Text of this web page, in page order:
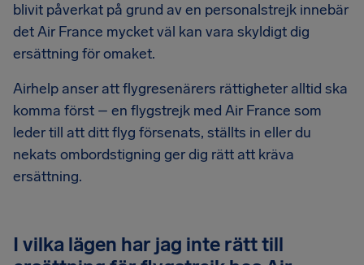
blivit påverkat på grund av en personalstrejk innebär
det Air France mycket väl kan vara skyldigt dig
ersättning för omaket.
Airhelp anser att flygresenärers rättigheter alltid ska
komma först – en flygstrejk med Air France som
leder till att ditt flyg försenats, ställts in eller du
nekats ombordstigning ger dig rätt att kräva
ersättning.
I vilka lägen har jag inte rätt till